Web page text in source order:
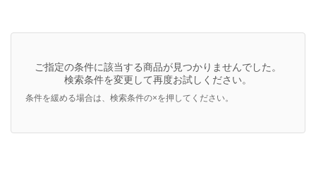
ご指定の条件に該当する商品が見つかりませんでした。
検索条件を変更して再度お試しください。
条件を緩める場合は、検索条件の×を押してください。